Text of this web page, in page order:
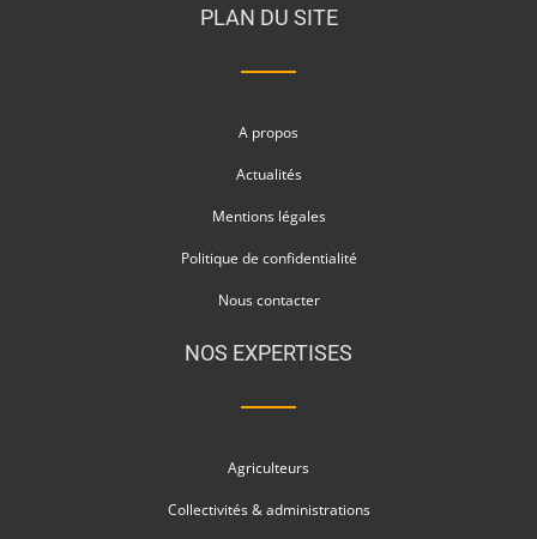
PLAN DU SITE
A propos
Actualités
Mentions légales
Politique de confidentialité
Nous contacter
NOS EXPERTISES
Agriculteurs
Collectivités & administrations